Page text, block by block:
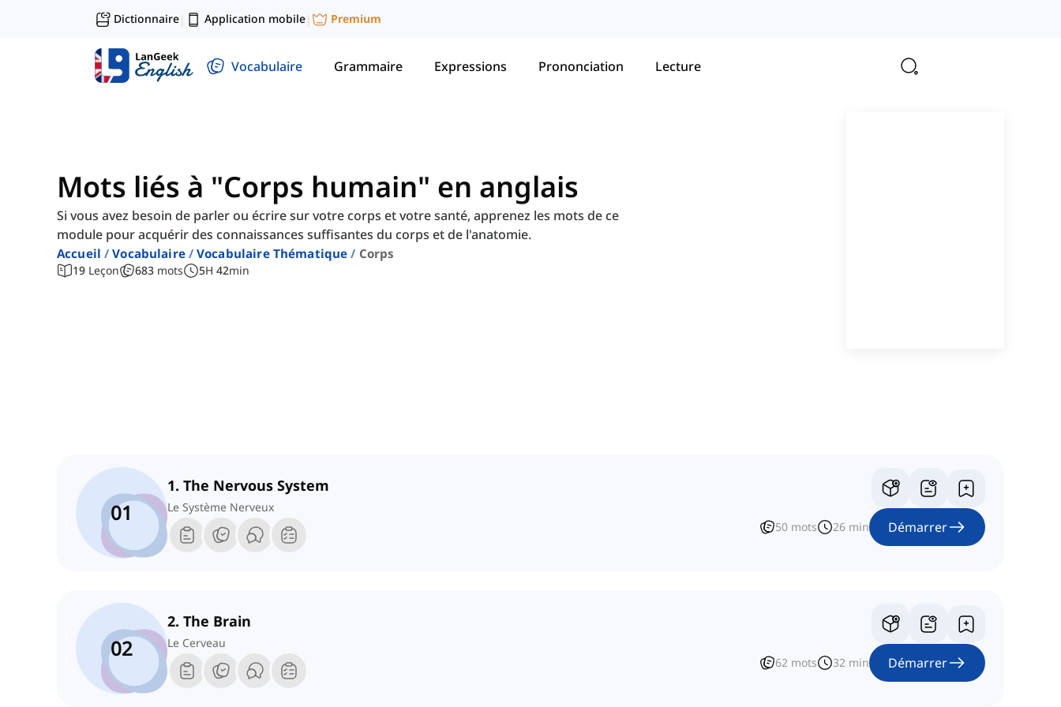
Dictionnaire| Application mobile| Premium
Vocabulaire Grammaire Expressions Prononciation Lecture
Mots liés à "Corps humain" en anglais
Si vous avez besoin de parler ou écrire sur votre corps et votre santé, apprenez les mots de ce
module pour acquérir des connaissances suffisantes du corps et de l'anatomie.
Accueil Vocabulaire Vocabulaire Thématique Corps
19 Leçon 683 mots 5H 42min
01
1. The Nervous System
Le Système Nerveux
50 mots 26 min Démarrer
02
2. The Brain
Le Cerveau
62 mots 32 min Démarrer